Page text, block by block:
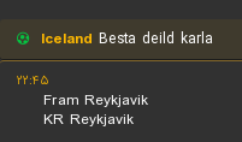
Iceland Besta deild karla
۲۲:۴۵
Fram Reykjavik
KR Reykjavik